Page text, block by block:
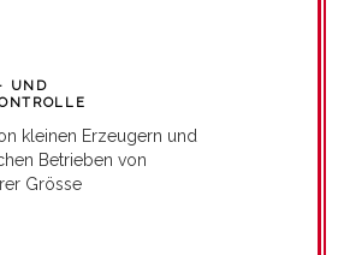
UND
kleinen Erzeugern und
Betrieben von
Grösse